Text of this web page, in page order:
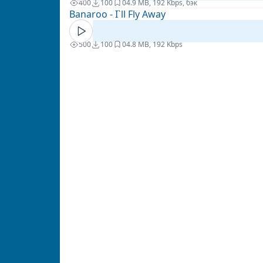
400 100 04.9 MB, 192 Kbps, бэк
Banaroo - I`ll Fly Away
500 100 04.8 MB, 192 Kbps